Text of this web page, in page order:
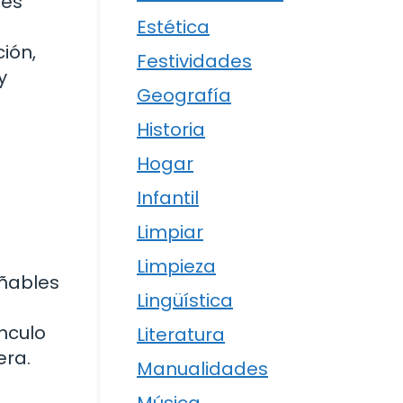
Estética
Festividades
Geografía
Historia
Hogar
Infantil
Limpiar
Limpieza
Lingüística
Literatura
Manualidades